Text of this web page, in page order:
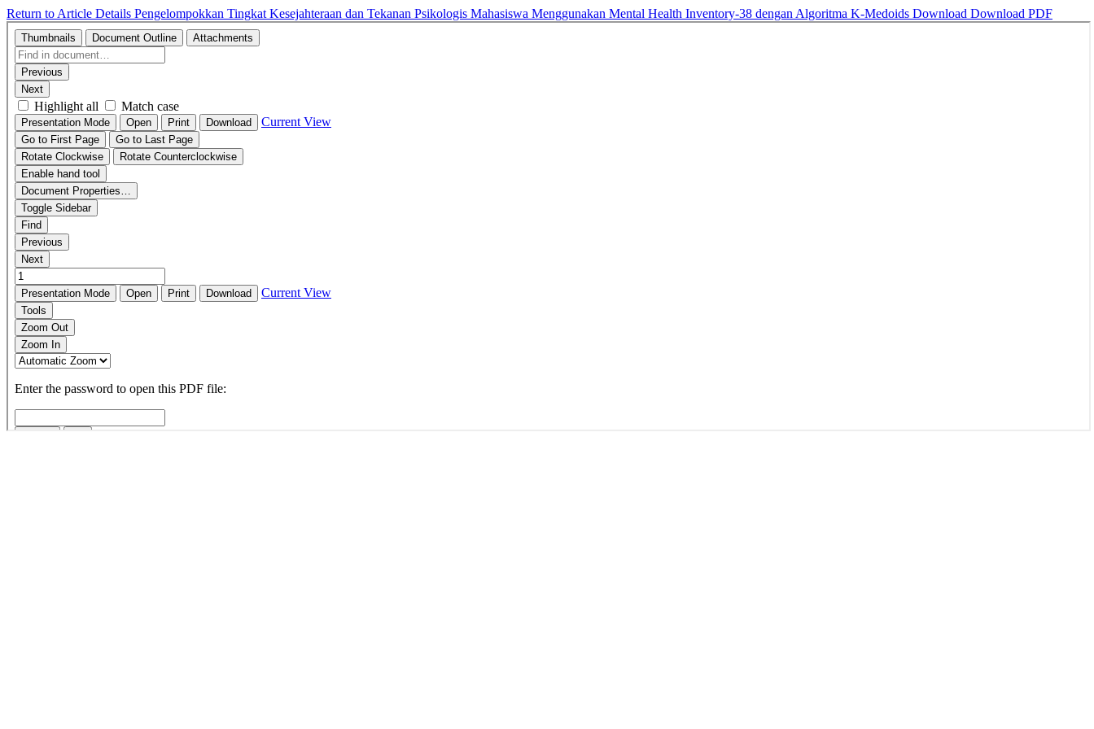
Return to Article Details Pengelompokkan Tingkat Kesejahteraan dan Tekanan Psikologis Mahasiswa Menggunakan Mental Health Inventory-38 dengan Algoritma K-Medoids Download Download PDF